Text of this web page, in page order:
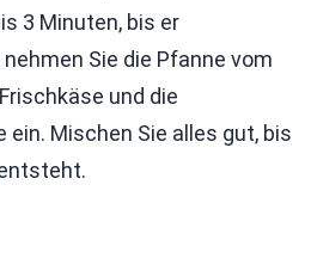
3 Minuten, bis er
Sie die Pfanne vom
und die
ein. Mischen Sie alles gut, bis